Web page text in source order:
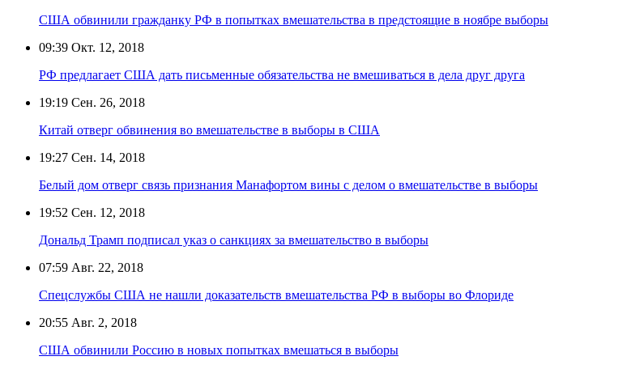
США обвинили гражданку РФ в попытках вмешательства в предстоящие в ноябре выборы
09:39 Окт. 12, 2018
РФ предлагает США дать письменные обязательства не вмешиваться в дела друг друга
19:19 Сен. 26, 2018
Китай отверг обвинения во вмешательстве в выборы в США
19:27 Сен. 14, 2018
Белый дом отверг связь признания Манафортом вины с делом о вмешательстве в выборы
19:52 Сен. 12, 2018
Дональд Трамп подписал указ о санкциях за вмешательство в выборы
07:59 Авг. 22, 2018
Спецслужбы США не нашли доказательств вмешательства РФ в выборы во Флориде
20:55 Авг. 2, 2018
США обвинили Россию в новых попытках вмешаться в выборы